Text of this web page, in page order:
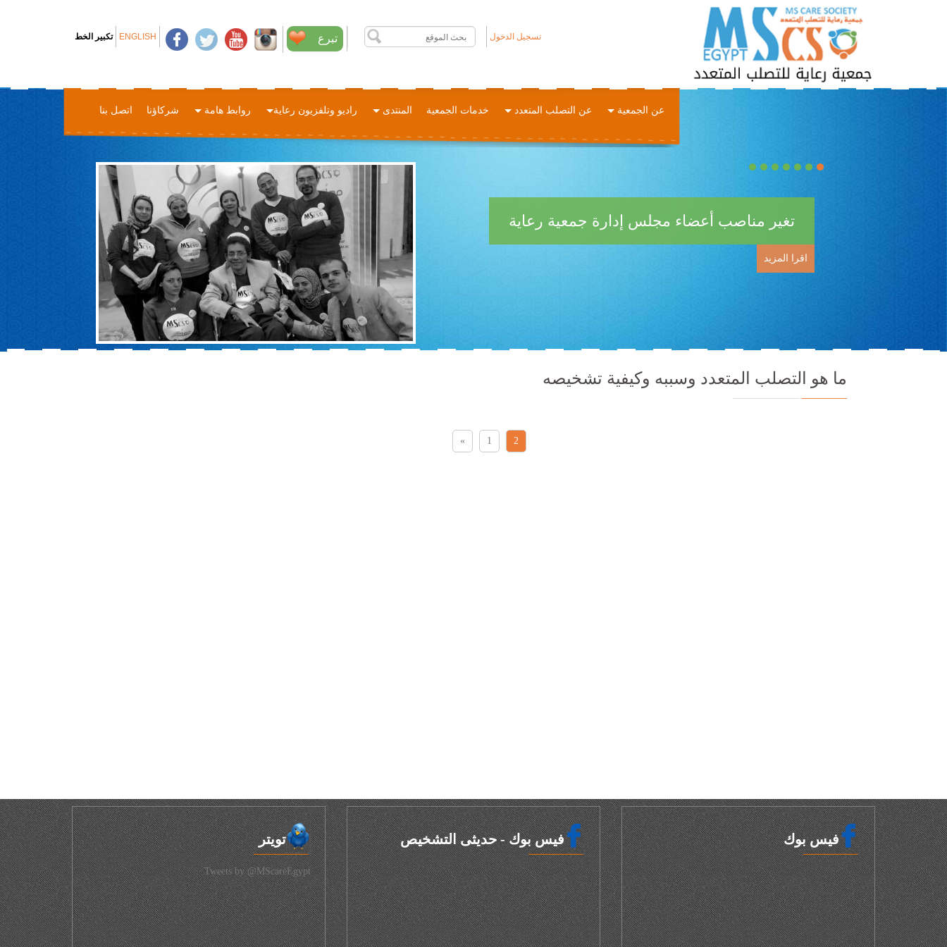
تسجيل الدخول تبرع ENGLISH تكبير الخط
عن الجمعية عن التصلب المتعدد خدمات الجمعية المنتدى راديو وتلفزيون رعاية روابط هامة شركاؤنا اتصل بنا
تغير مناصب أعضاء مجلس إدارة جمعية رعاية
اقرا المزيد
ما هو التصلب المتعدد وسببه وكيفية تشخيصه
« 1 2
فيس بوك فيس بوك - حديثى التشخيص تويتر
Tweets by @MScareEgypt